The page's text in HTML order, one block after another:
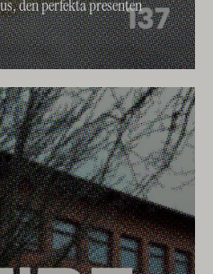
den perfekta presenten